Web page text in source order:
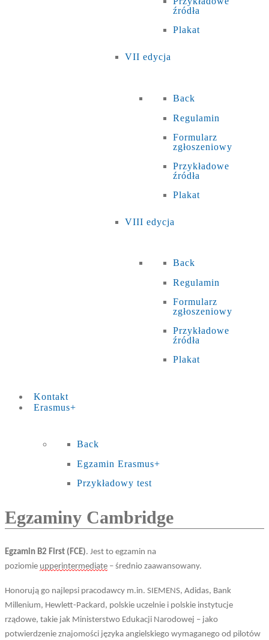
źródła
Plakat
VII edycja
Back
Regulamin
Formularz
zgłoszeniowy
Przykładowe
źródła
Plakat
VIII edycja
Back
Regulamin
Formularz
zgłoszeniowy
Przykładowe
źródła
Plakat
Kontakt
Erasmus+
Back
Egzamin Erasmus+
Przykładowy test
Egzaminy Cambridge
Egzamin B2 First (FCE). Jest to egzamin na
poziomie upperintermediate – średnio zaawansowany.
Honorują go najlepsi pracodawcy m.in. SIEMENS, Adidas, Bank
Millenium, Hewlett-Packard, polskie uczelnie i polskie instytucje
rządowe, takie jak Ministerstwo Edukacji Narodowej – jako
potwierdzenie znajomości języka angielskiego wymaganego od pilotów